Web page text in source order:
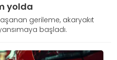
yolda
gerileme, akaryakıt
başladı.